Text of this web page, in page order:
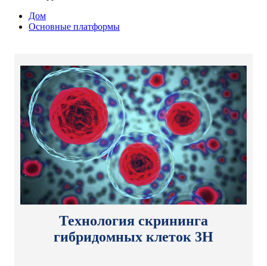
Дом
Основные платформы
Технология скрининга
гибридомных клеток 3H